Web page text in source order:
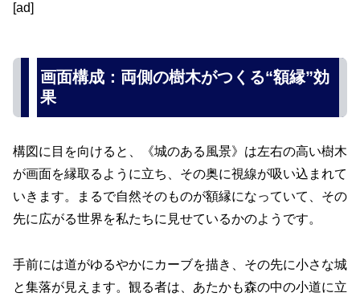
[ad]
画面構成：両側の樹木がつくる“額縁”効
果
構図に目を向けると、《城のある風景》は左右の高い樹木
が画面を縁取るように立ち、その奥に視線が吸い込まれて
いきます。まるで自然そのものが額縁になっていて、その
先に広がる世界を私たちに見せているかのようです。
手前には道がゆるやかにカーブを描き、その先に小さな城
と集落が見えます。観る者は、あたかも森の中の小道に立